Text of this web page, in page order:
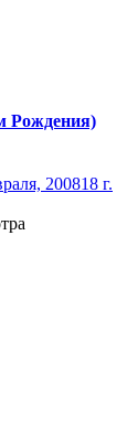
Рождения)
200818 г.